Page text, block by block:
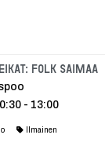
Folk Saimaa
- 13:00
Ilmainen